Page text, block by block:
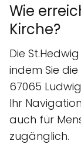
Wie
Kirche?
Die
indem Sie
67065
Ihr
auch für
zugänglich.